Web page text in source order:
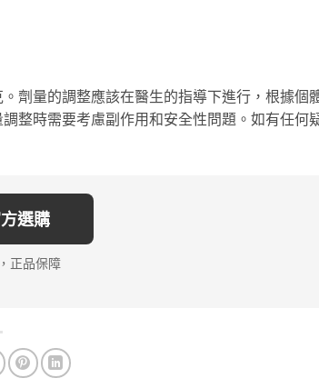
劑量的調整應該在醫生的指導下進行，根據個
整時需要考慮副作用和安全性問題。如有任何
選購
正品保障